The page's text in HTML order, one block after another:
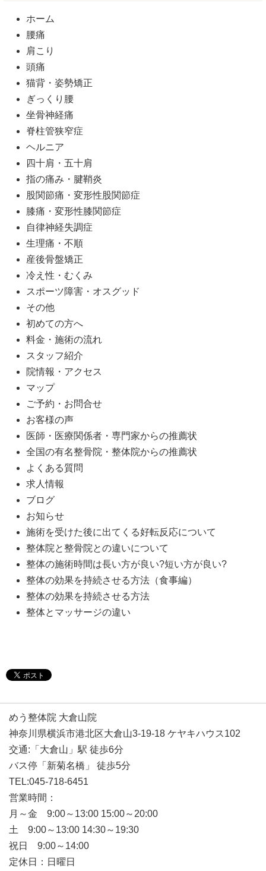
ホーム
腰痛
肩こり
頭痛
猫背・姿勢矯正
ぎっくり腰
坐骨神経痛
脊柱管狭窄症
ヘルニア
四十肩・五十肩
指の痛み・腱鞘炎
股関節痛・変形性股関節症
膝痛・変形性膝関節症
自律神経失調症
生理痛・不順
産後骨盤矯正
冷え性・むくみ
スポーツ障害・オスグッド
その他
初めての方へ
料金・施術の流れ
スタッフ紹介
院情報・アクセス
マップ
ご予約・お問合せ
お客様の声
医師・医療関係者・専門家からの推薦状
全国の有名整骨院・整体院からの推薦状
よくある質問
求人情報
ブログ
お知らせ
施術を受けた後に出てくる好転反応について
整体院と整骨院との違いについて
整体の施術時間は長い方が良い?短い方が良い?
整体の効果を持続させる方法（食事編）
整体の効果を持続させる方法
整体とマッサージの違い
めう整体院 大倉山院
神奈川県横浜市港北区大倉山3-19-18 ケヤキハウス102
交通:「大倉山」駅 徒歩6分
バス停「新菊名橋」 徒歩5分
TEL:045-718-6451
営業時間：
月～金 9:00～13:00 15:00～20:00
土 9:00～13:00 14:30～19:30
祝日 9:00～14:00
定休日：日曜日